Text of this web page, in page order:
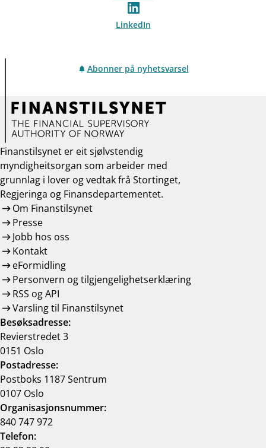
LinkedIn
Abonner på nyhetsvarsel
Finanstilsynet er eit sjølvstendig
myndigheitsorgan som arbeider med
grunnlag i lover og vedtak frå Stortinget,
Regjeringa og Finansdepartementet.
Om Finanstilsynet
Presse
Jobb hos oss
Kontakt
eFormidling
Personvern og tilgjengelighetserklæring
RSS og API
Varsling til Finanstilsynet
Besøksadresse:
Revierstredet 3
0151 Oslo
Postadresse:
Postboks 1187 Sentrum
0107 Oslo
Organisasjonsnummer:
840 747 972
Telefon: